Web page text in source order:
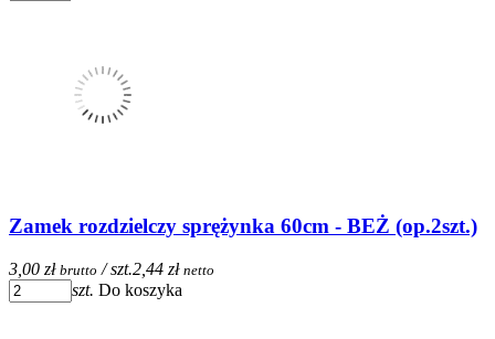
Zamek rozdzielczy sprężynka 60cm - BEŻ (op.2szt.)
3,00 zł brutto / szt.2,44 zł netto
szt. Do koszyka